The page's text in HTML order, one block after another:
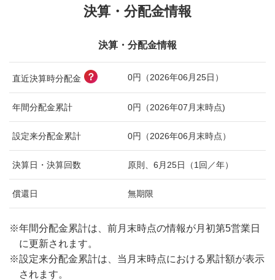
決算・分配金情報
決算・分配金情報
直近決算時分配金 ？ 0円（2026年06月25日）
年間分配金累計 0円（2026年07月末時点)
設定来分配金累計 0円（2026年06月末時点）
決算日・決算回数 原則、6月25日（1回／年）
償還日 無期限
※年間分配金累計は、前月末時点の情報が月初第5営業日
に更新されます。
※設定来分配金累計は、当月末時点における累計額が表示
されます。